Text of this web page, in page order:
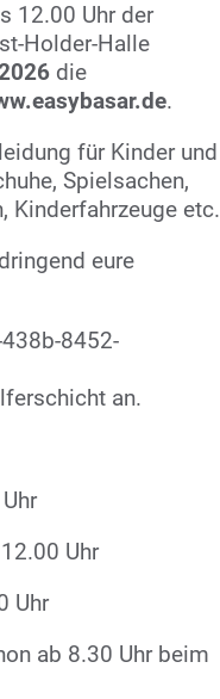
12.00 Uhr der
Holder-Halle
die
.
für Kinder und
Spielsachen,
Kinderfahrzeuge etc.
eure
8452-
an.
Uhr
Uhr
ab 8.30 Uhr beim